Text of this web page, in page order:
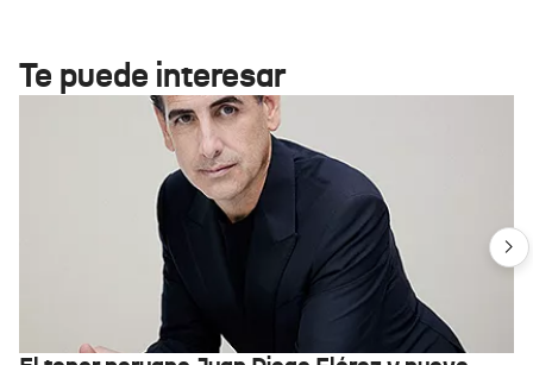
Te puede interesar